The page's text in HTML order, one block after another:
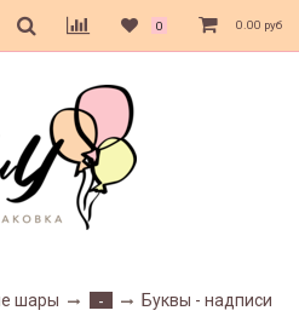
0 0.00 руб
шары - Буквы - надписи